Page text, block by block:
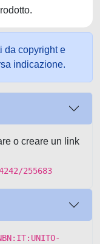
da copyright e
indicazione.
o creare un link
255683